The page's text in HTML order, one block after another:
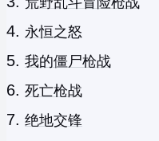
永恒之怒
我的僵尸枪战
死亡枪战
绝地交锋